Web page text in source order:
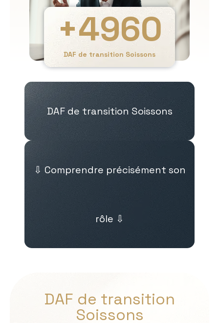
DAF de transition Soissons
+4960
DAF de transition Soissons
⇩ Comprendre précisément son
rôle ⇩
DAF de transition
Soissons